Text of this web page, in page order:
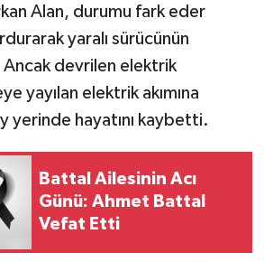
Alan, durumu fark eder
yaralı sürücünün
Ancak devrilen elektrik
yayılan elektrik akımına
yerinde hayatını kaybetti.
Battal Ailesinin Acı
Günü: Ahmet Battal
Vefat Etti